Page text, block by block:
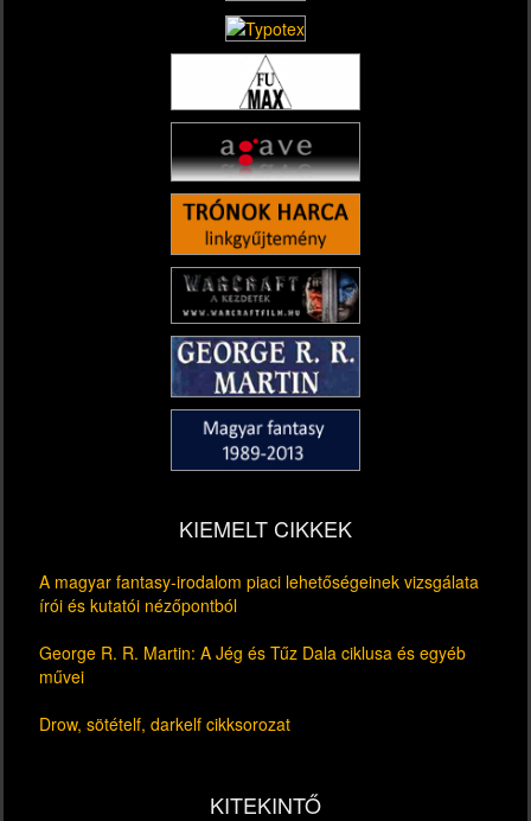
KIEMELT CIKKEK
A magyar fantasy-irodalom piaci lehetőségeinek vizsgálata
írói és kutatói nézőpontból
George R. R. Martin: A Jég és Tűz Dala ciklusa és egyéb
művei
Drow, sötételf, darkelf cikksorozat
KITEKINTŐ